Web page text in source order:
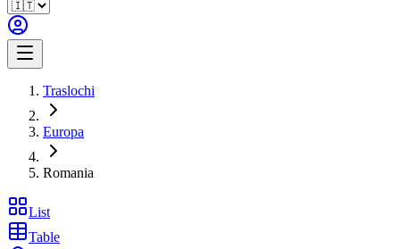
Traslochi
Europa
Romania
List
Table